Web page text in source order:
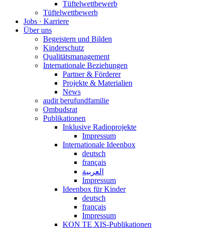
Tüftelwettbewerb
Tüftelwettbewerb
Jobs · Karriere
Über uns
Begeistern und Bilden
Kinderschutz
Qualitätsmanagement
Internationale Beziehungen
Partner & Förderer
Projekte & Materialien
News
audit berufundfamilie
Ombudsrat
Publikationen
Inklusive Radioprojekte
Impressum
Internationale Ideenbox
deutsch
français
العربية
Impressum
Ideenbox für Kinder
deutsch
français
Impressum
KON TE XIS-Publikationen